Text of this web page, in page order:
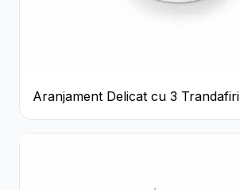
Aranjament Delicat cu 3 Trandafiri
Roz în Cutie Albă